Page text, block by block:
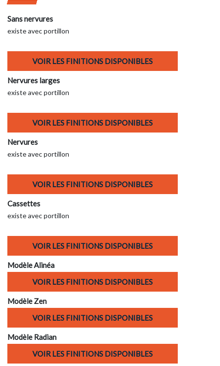
Sans nervures
existe avec portillon
VOIR LES FINITIONS DISPONIBLES
Nervures larges
existe avec portillon
VOIR LES FINITIONS DISPONIBLES
Nervures
existe avec portillon
VOIR LES FINITIONS DISPONIBLES
Cassettes
existe avec portillon
VOIR LES FINITIONS DISPONIBLES
Modèle Alinéa
VOIR LES FINITIONS DISPONIBLES
Modèle Zen
VOIR LES FINITIONS DISPONIBLES
Modèle Radian
VOIR LES FINITIONS DISPONIBLES